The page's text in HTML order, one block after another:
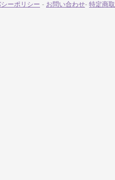
ーポリシー - お問い合わせ- 特定商